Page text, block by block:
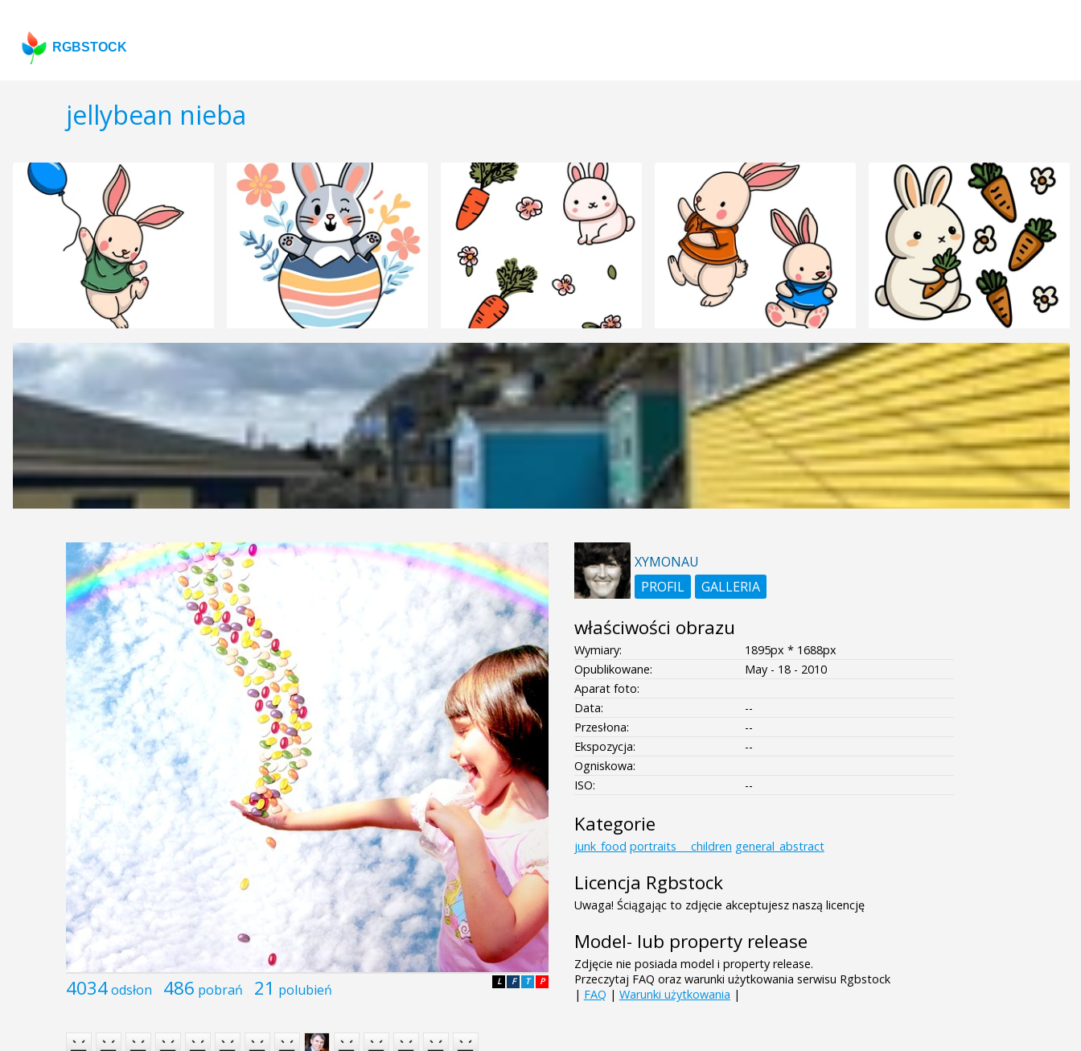
RGBSTOCK
jellybean nieba
4034odsłon 486 pobrań 21 polubień P
T
F
L
XYMONAU
PROFIL
GALLERIA
właściwości obrazu
Wymiary:
1895px * 1688px
Opublikowane:
May - 18 - 2010
Aparat foto:
Data:
--
Przesłona:
--
Ekspozycja:
--
Ogniskowa:
ISO:
--
Kategorie
junk_food portraits___children general_abstract
Licencja Rgbstock
Uwaga! Ściągając to zdjęcie akceptujesz naszą licencję
Model- lub property release
Zdjęcie nie posiada model i property release.
Przeczytaj FAQ oraz warunki użytkowania serwisu Rgbstock
| FAQ | Warunki użytkowania |